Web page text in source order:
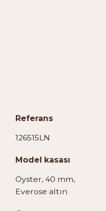
Referans
126515LN
Model kasası
Oyster, 40 mm,
Everose altın